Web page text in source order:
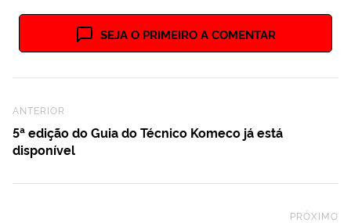
SEJA O PRIMEIRO A COMENTAR
Previous Post
ANTERIOR
5ª edição do Guia do Técnico Komeco já está
disponível
PRÓXIMO